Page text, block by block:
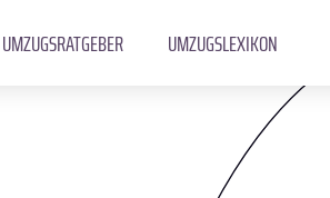
UMZUGSRATGEBER UMZUGSLEXIKON